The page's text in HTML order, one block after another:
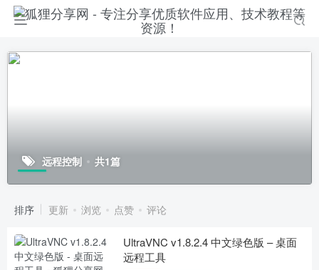
远程控制 共1篇
排序 更新 浏览 点赞 评论
UltraVNC v1.8.2.4 中文绿色版 – 桌面
远程工具